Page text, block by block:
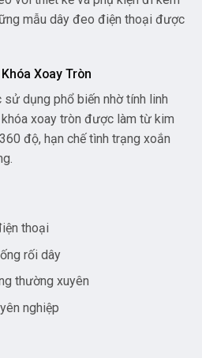
mẫu dây đeo điện thoại được
Xoay Tròn
dụng phổ biến nhờ tính linh
xoay tròn được làm từ kim
độ, hạn chế tình trạng xoắn
thoại
rối dây
thường xuyên
nghiệp